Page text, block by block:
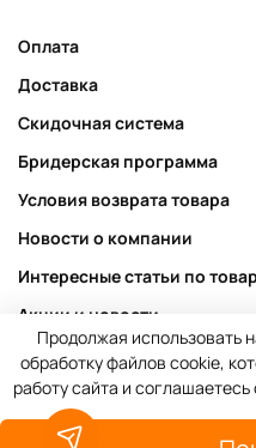
Оплата
Доставка
Скидочная система
Бридерская программа
Условия возврата товара
Новости о компании
Интересные статьи по
Акции и новости
Публичная оферта
Пользовательское
Политика
Продолжая использовать
обработку файлов cookie,
работу сайта и